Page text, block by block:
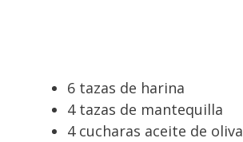
6 tazas de harina
4 tazas de mantequilla
4 cucharas aceite de oliva